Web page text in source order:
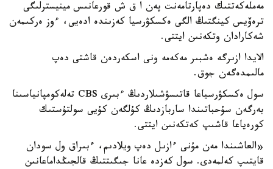
مەملەكەتتىك دەپارتامەنت پەن ا ق ش قورعانىس مينيسترلىگى
ترەۆيس كينگتىڭ الگى ەكسكۋرسيا كەزىندە ادەيى، ءوز ەركىمەن
شەكارادان وتكەنىن ايتتى.
الايدا ازىرگە ەشبىر مەكەمە ونى اسكەردەن قاشتى دەپ
مالىمدەگەن جوق.
سول ەكسكۋرسياعا قاتىسۋشىلاردىڭ ءبىرى CBS تەلەكومپانياسىنا
بەرگەن سۇحباتىندا ساربازدىڭ كۇلگەن كۇيى سولتۇستىك
كورەياعا قاشىپ كەتكەنىن ايتتى.
«العاشىندا مەن مۇنى ءازىل دەپ ويلادىم، ءبىراق ول سودان
قايتىپ كەلمەدى. سول كەزدە عانا جىگىتتىڭ قالجىڭداماعانىن